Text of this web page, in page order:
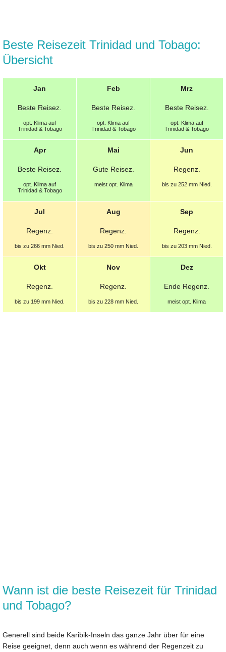
Beste Reisezeit Trinidad und Tobago:
Übersicht
Jan
Beste Reisez.
opt. Klima auf
Trinidad & Tobago
Feb
Beste Reisez.
opt. Klima auf
Trinidad & Tobago
Mrz
Beste Reisez.
opt. Klima auf
Trinidad & Tobago
Apr
Beste Reisez.
opt. Klima auf
Trinidad & Tobago
Mai
Gute Reisez.
meist opt. Klima
Jun
Regenz.
bis zu 252 mm Nied.
Jul
Regenz.
bis zu 266 mm Nied.
Aug
Regenz.
bis zu 250 mm Nied.
Sep
Regenz.
bis zu 203 mm Nied.
Okt
Regenz.
bis zu 199 mm Nied.
Nov
Regenz.
bis zu 228 mm Nied.
Dez
Ende Regenz.
meist opt. Klima
Wann ist die beste Reisezeit für Trinidad
und Tobago?
Generell sind beide Karibik-Inseln das ganze Jahr über für eine
Reise geeignet, denn auch wenn es während der Regenzeit zu